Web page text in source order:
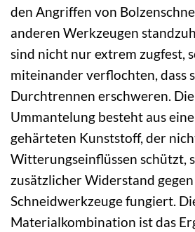
den Angriffen von
anderen Werkzeugen
sind nicht nur extrem zugfest,
miteinander verflochten, dass
Durchtrennen erschweren.
Ummantelung besteht aus
gehärteten Kunststoff, der
Witterungseinflüssen schützt,
zusätzlicher Widerstand gegen
Schneidwerkzeuge fungiert.
Materialkombination ist das